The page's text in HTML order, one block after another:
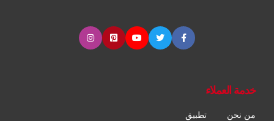
خدمة العملاء
من نحن
تطبيق